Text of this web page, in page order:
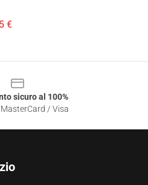
€
sicuro al 100%
/ Visa